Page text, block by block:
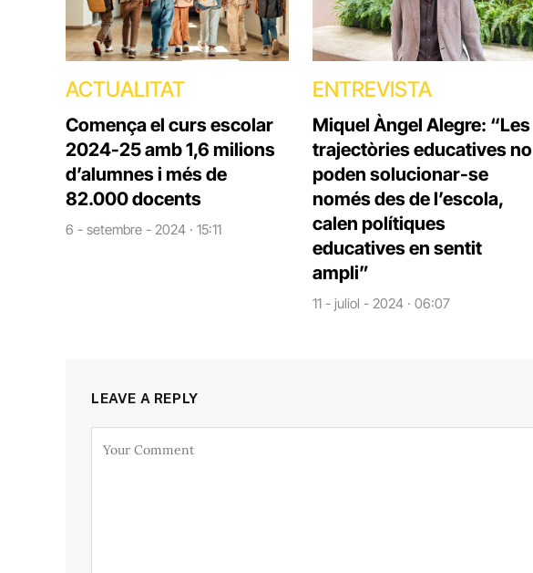
ACTUALITAT
Comença el curs escolar
2024-25 amb 1,6 milions
d’alumnes i més de
82.000 docents
6 - setembre - 2024 · 15:11
ENTREVISTA
Miquel Àngel Alegre: “Les
trajectòries educatives no
poden solucionar-se
només des de l’escola,
calen polítiques
educatives en sentit
ampli”
11 - juliol - 2024 · 06:07
LEAVE A REPLY